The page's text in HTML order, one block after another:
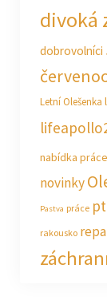
divoká
dobrovolníci
Letní Olešenka
nabídka práce
novinky
Pastva práce
rakousko